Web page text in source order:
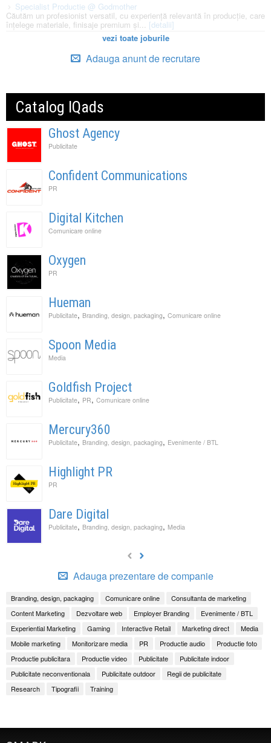
Specialist Productie @ Godmother
Căutăm un profesionist versatil, cu experiență relevantă în producție, care
înțelege materiale, finisaje premium și... [detalii]
vezi toate joburile
Adauga anunt de recrutare
Catalog IQads
Ghost Agency
Publicitate
Confident Communications
PR
Digital Kitchen
Comunicare online
Oxygen
PR
Hueman
Publicitate, Branding, design, packaging, Comunicare online
Spoon Media
Media
Goldfish Project
Publicitate, PR, Comunicare online
Mercury360
Publicitate, Branding, design, packaging, Evenimente / BTL
Highlight PR
PR
Dare Digital
Publicitate, Branding, design, packaging, Media
Adauga prezentare de companie
Branding, design, packaging Comunicare online
Consultanta de marketing
Content Marketing
Dezvoltare web Employer Branding
Evenimente / BTL
Experiential Marketing
Gaming Interactive Retail Marketing direct
Media
Mobile marketing
Monitorizare media PR Productie audio
Productie foto
Productie publicitara
Productie video Publicitate
Publicitate indoor
Publicitate neconventionala
Publicitate outdoor
Regii de publicitate
Research
Tipografii Training